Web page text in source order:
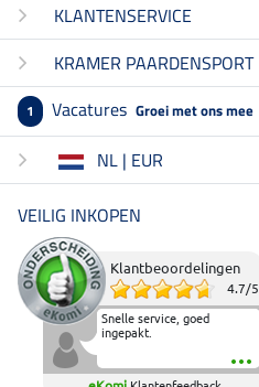
KLANTENSERVICE
KRAMER PAARDENSPORT
1 Vacatures Groei met ons mee
NL | EUR
VEILIG INKOPEN
Klantbeoordelingen
4.7/5
Snelle service, goed
ingepakt.